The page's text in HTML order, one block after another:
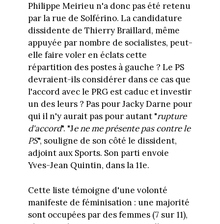
Philippe Meirieu n'a donc pas été retenu
par la rue de Solférino. La candidature
dissidente de Thierry Braillard, même
appuyée par nombre de socialistes, peut-
elle faire voler en éclats cette
répartition des postes à gauche ? Le PS
devraient-ils considérer dans ce cas que
l'accord avec le PRG est caduc et investir
un des leurs ? Pas pour Jacky Darne pour
qui il n'y aurait pas pour autant "rupture
d'accord". "Je ne me présente pas contre le
PS", souligne de son côté le dissident,
adjoint aux Sports. Son parti envoie
Yves-Jean Quintin, dans la 11e.
Cette liste témoigne d'une volonté
manifeste de féminisation : une majorité
sont occupées par des femmes (7 sur 11),